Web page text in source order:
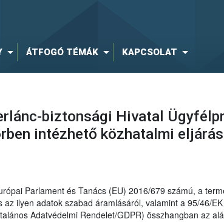
ÁTFOGÓ TÉMÁK KAPCSOLAT
biztonsági Hivatal
intézhető közhatalmi
Parlament és Tanács (EU) 2016/679 számú, a
ilyen adatok szabad áramlásáról, valamint a 95/46/
Adatvédelmi Rendelet/GDPR) összhangban az